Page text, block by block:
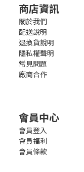
商店資訊
關於我們
配送說明
退換貨說明
隱私權聲明
常見問題
廠商合作
會員中心
會員登入
會員福利
會員條款